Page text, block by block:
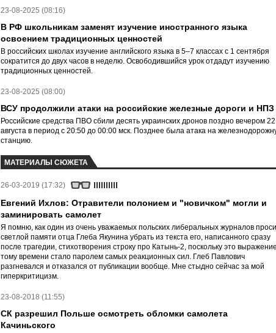
23-08-2025 (08:16)
В РФ школьникам заменят изучение иностранного языка
освоением традиционных ценностей
В российских школах изучение английского языка в 5–7 классах с 1 сентября
сократится до двух часов в неделю. Освободившийся урок отдадут изучению
традиционных ценностей.
23-08-2025 (08:00)
ВСУ продолжили атаки на российские железные дороги и НПЗ
Российские средства ПВО сбили десять украинских дронов поздно вечером 22
августа в период с 20:50 до 00:00 мск. Позднее была атака на
станцию.
МАТЕРИАЛЫ СЮЖЕТА
26-03-2019 (17:32)
Евгений Ихлов: Отравители полонием и "новичком" могли и
заминировать самолет
Я помню, как один из очень уважаемых польских либеральных журналов
светлой памяти отца Глеба Якунина убрать из текста его, написанного сразу
после трагедии, стихотворения строку про Катынь-2, поскольку это
тому времени стало паролем самых реакционных сил. Глеб Павлович
разгневался и отказался от публикации вообще. Мне стыдно сейчас за мой
гиперкритицизм.
23-08-2018 (11:55)
СК разрешил Польше осмотреть обломки самолета
Качиньского